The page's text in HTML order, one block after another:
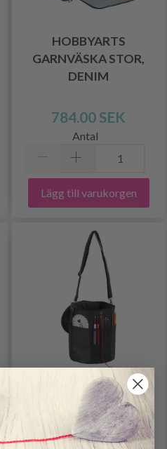
HOBBYARTS
GARNVÄSKA STOR,
DENIM
784.00 SEK
Antal
Lägg till varukorgen
HOBBYARTS
AXELVÄSKA FÖR GARN
LITEN, SVART